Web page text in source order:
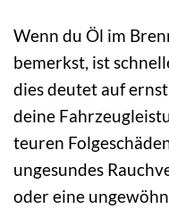
Wenn du Öl im
bemerkst, ist
dies deutet auf
deine
teuren
ungesundes
oder eine